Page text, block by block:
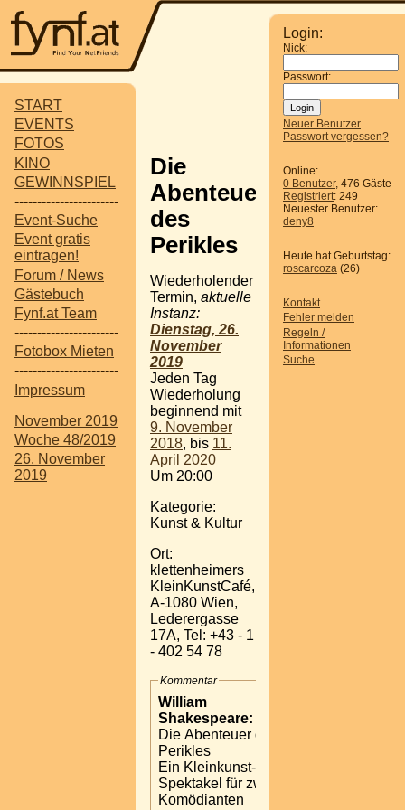
START
EVENTS
FOTOS
KINO
GEWINNSPIEL
-----------------------
Event-Suche
Event gratis
eintragen!
Forum / News
Gästebuch
Fynf.at Team
-----------------------
Fotobox Mieten
-----------------------
Impressum
November 2019
Woche 48/2019
26. November
2019
Login:
Nick:
Passwort:
Neuer Benutzer
Passwort vergessen?
Online:
0 Benutzer, 476 Gäste
Registriert: 249
Neuester Benutzer:
deny8
Heute hat Geburtstag:
roscarcoza (26)
Kontakt
Fehler melden
Regeln /
Informationen
Suche
Die
Abenteuer
des
Perikles
Wiederholender
Termin, aktuelle
Instanz:
Dienstag, 26.
November
2019
Jeden Tag
Wiederholung
beginnend mit
9. November
2018, bis 11.
April 2020
Um 20:00
Kategorie:
Kunst & Kultur
Ort:
klettenheimers
KleinKunstCafé,
A-1080 Wien,
Lederergasse
17A, Tel: +43 - 1
- 402 54 78
Kommentar
William
Shakespeare:
Die Abenteuer des
Perikles
Ein Kleinkunst-
Spektakel für zwei
Komödianten